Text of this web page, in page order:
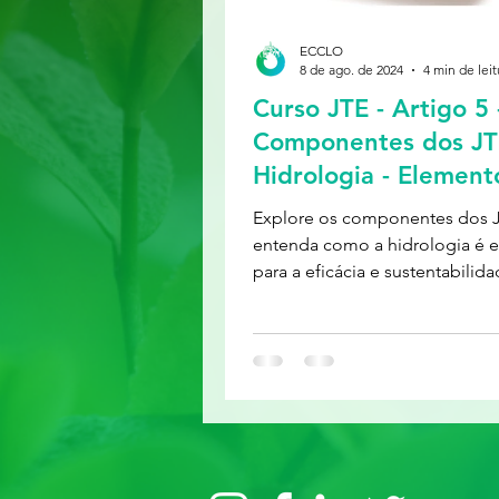
Curso JTE - Artigo 5
Componentes dos
Hidrologia -
Essencial para a
Explore os componentes dos
entenda como a hidrologia é
para a eficácia e
ECCLO
8 de ago. de 2024
4 min de